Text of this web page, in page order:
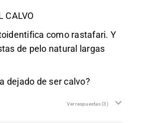
CALVO
como rastafari. Y
de pelo natural largas
dejado de ser calvo?
Ver respuestas(3)